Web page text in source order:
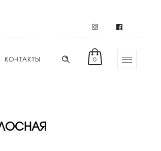
0
КОНТАКТЫ